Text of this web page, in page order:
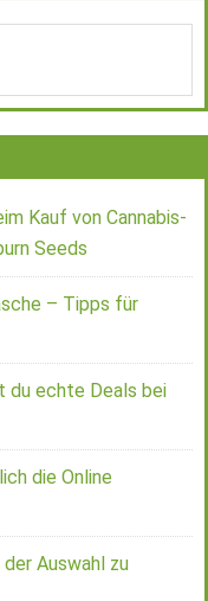
Kauf von Cannabis-
Seeds
– Tipps für
du echte Deals bei
die Online
Auswahl zu